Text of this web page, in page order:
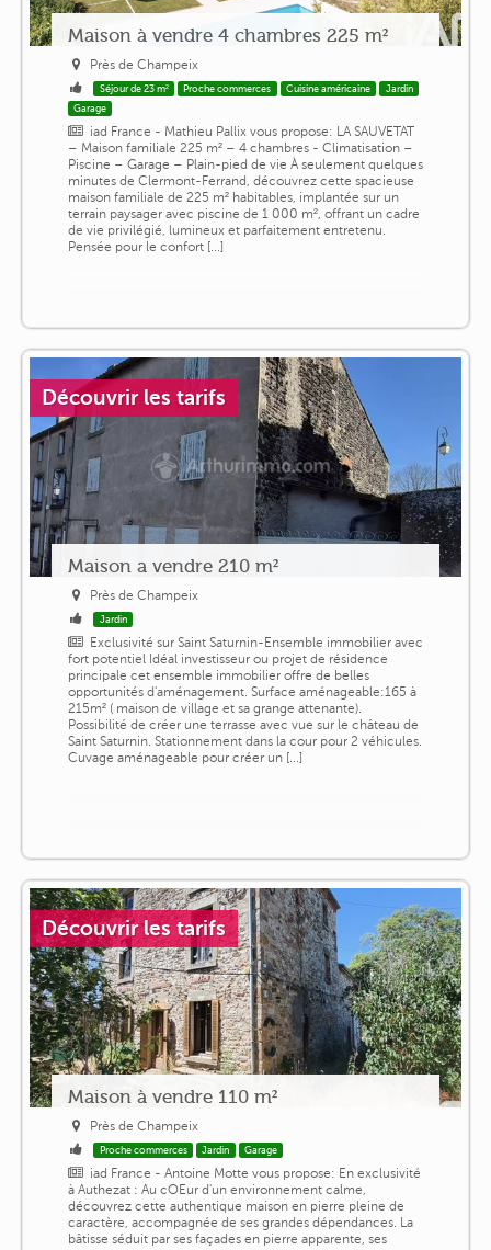
Maison à vendre 4 chambres 225 m²
Près de Champeix
Séjour de 23 m² Proche commerces Cuisine américaine
Jardin
Garage
iad France - Mathieu Pallix vous propose: LA SAUVETAT
– Maison familiale 225 m² – 4 chambres - Climatisation –
Piscine – Garage – Plain-pied de vie À seulement quelques
minutes de Clermont-Ferrand, découvrez cette spacieuse
maison familiale de 225 m² habitables, implantée sur un
terrain paysager avec piscine de 1 000 m², offrant un cadre
de vie privilégié, lumineux et parfaitement entretenu.
Pensée pour le confort [...]
Découvrir les tarifs
Maison a vendre 210 m²
Près de Champeix
Jardin
Exclusivité sur Saint Saturnin-Ensemble immobilier avec
fort potentiel Idéal investisseur ou projet de résidence
principale cet ensemble immobilier offre de belles
opportunités d'aménagement. Surface aménageable:165 à
215m² ( maison de village et sa grange attenante).
Possibilité de créer une terrasse avec vue sur le château de
Saint Saturnin. Stationnement dans la cour pour 2 véhicules.
Cuvage aménageable pour créer un [...]
Découvrir les tarifs
Maison à vendre 110 m²
Près de Champeix
Proche commerces Jardin Garage
iad France - Antoine Motte vous propose: En exclusivité
à Authezat : Au cOEur d'un environnement calme,
découvrez cette authentique maison en pierre pleine de
caractère, accompagnée de ses grandes dépendances. La
bâtisse séduit par ses façades en pierre apparente, ses